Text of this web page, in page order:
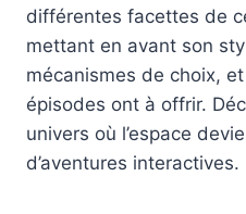
différentes facettes de
mettant en avant son
mécanismes de choix,
épisodes ont à offrir.
univers où l’espace
d’aventures interactives.